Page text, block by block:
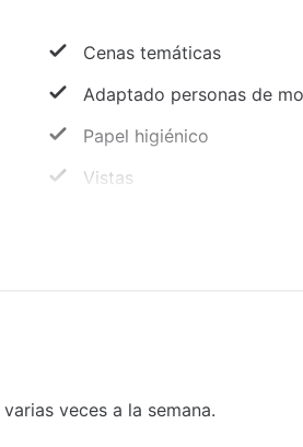
Cenas temáticas
Adaptado personas de
Papel higiénico
Vistas
veces a la semana.